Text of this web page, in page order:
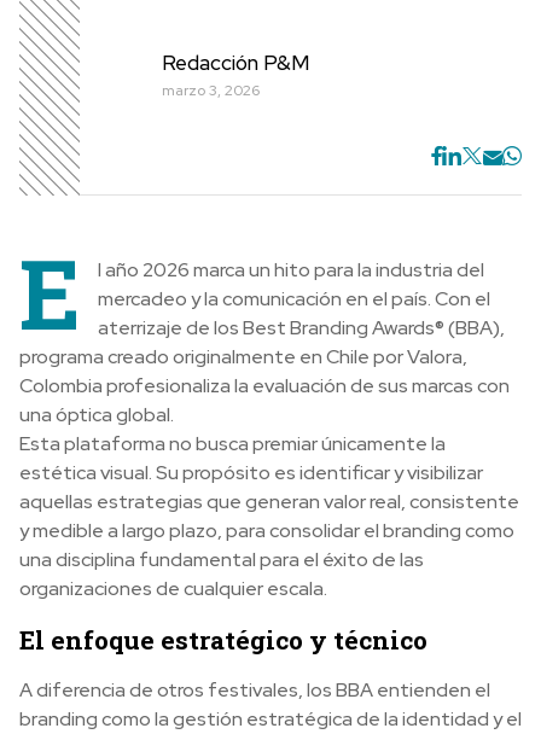
Redacción P&M
marzo 3, 2026
E
l año 2026 marca un hito para la industria del
mercadeo y la comunicación en el país. Con el
aterrizaje de los Best Branding Awards® (BBA),
programa creado originalmente en Chile por Valora,
Colombia profesionaliza la evaluación de sus marcas con
una óptica global.
Esta plataforma no busca premiar únicamente la
estética visual. Su propósito es identificar y visibilizar
aquellas estrategias que generan valor real, consistente
y medible a largo plazo, para consolidar el branding como
una disciplina fundamental para el éxito de las
organizaciones de cualquier escala.
El enfoque estratégico y técnico
A diferencia de otros festivales, los BBA entienden el
branding como la gestión estratégica de la identidad y el